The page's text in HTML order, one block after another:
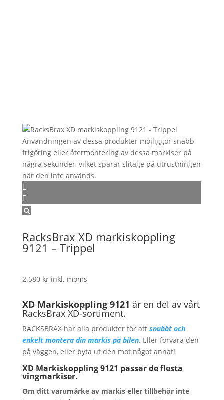
RacksBrax XD markiskoppling
9121 – Trippel
2.580 kr inkl. moms
XD Markiskoppling 9121 är en del av vårt
RacksBrax XD-sortiment.
RACKSBRAX har alla produkter för att snabbt och
enkelt montera din markis på bilen. Eller förvara den
på väggen, eller byta ut den mot något annat!
XD Markiskoppling9121 passar de flesta
vingmarkiser.
Om ditt varumärke av markis eller tillbehör inte